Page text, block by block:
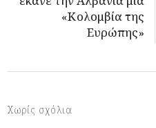
«Κολομβία της
Ευρώπης»
Χωρίς σχόλια